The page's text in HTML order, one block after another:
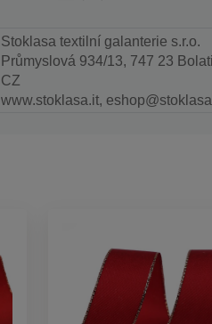
Stoklasa textilní galanterie s.r.o.
Průmyslová 934/13, 747 23
CZ
www.stoklasa.it,